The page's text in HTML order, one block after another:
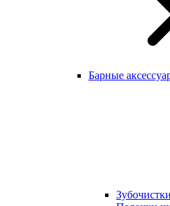
Барные
Зубочистки